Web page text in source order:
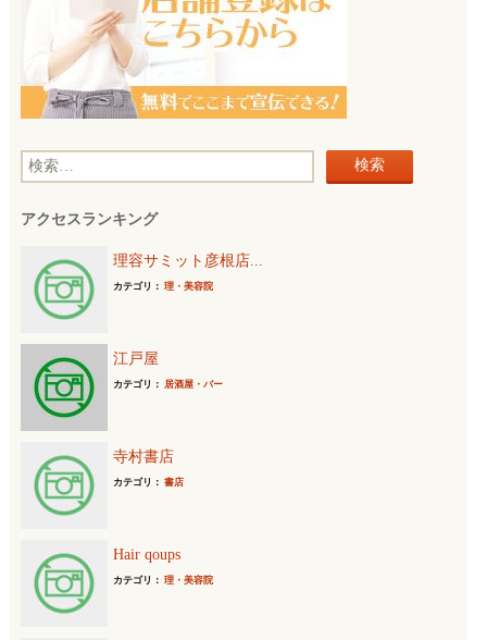
検
:アクセスランキング
理容サミット彦根店...
カテゴリ： 理・美容院
江戸屋
カテゴリ： 居酒屋・バー
寺村書店
カテゴリ： 書店
Hair qoups
カテゴリ： 理・美容院